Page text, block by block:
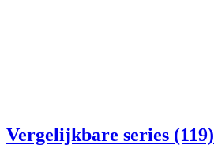
Vergelijkbare series (119)